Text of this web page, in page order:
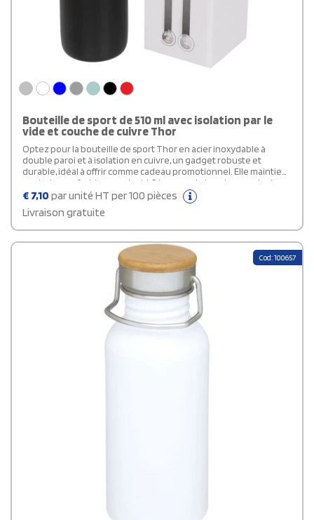
Bouteille de sport de 510 ml avec isolation par le
vide et couche de cuivre Thor
Optez pour la bouteille de sport Thor en acier inoxydable à
double paroi et à isolation en cuivre, un gadget robuste et
durable, idéal à offrir comme cadeau promotionnel. Elle maintient
vos boissons froides pendant 48 heures et chaudes pendant au
moins 12 heures. De plus, sa conception évite la condensation à
l'extérieur de la bouteille. Son revêtement en poudre est à la fois
tendance et résistant. Equipée d'un couvercle étanche à visser
en acier inoxydable, cette bouteille personnalisable a une
€ 7,10 par unité HT per 100 pièces
Livraison gratuite
Cod: 100657